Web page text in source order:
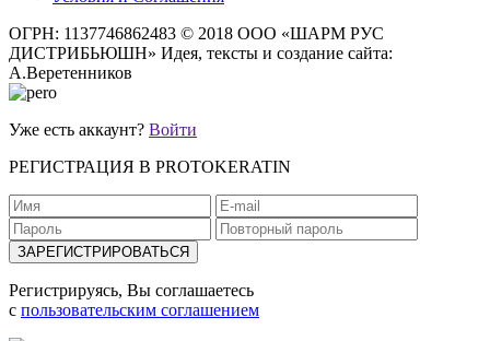
ОГРН: 1137746862483 © 2018 ООО «ШАРМ РУС
ДИСТРИБЬЮШН» Идея, тексты и создание сайта:
А.Веретенников
Уже есть аккаунт? Войти
РЕГИСТРАЦИЯ В PROTOKERATIN
Регистрируясь, Вы соглашаетесь
с пользовательским соглашением